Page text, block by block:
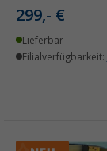
299,- €
Lieferbar
Filialverfügbarkeit: